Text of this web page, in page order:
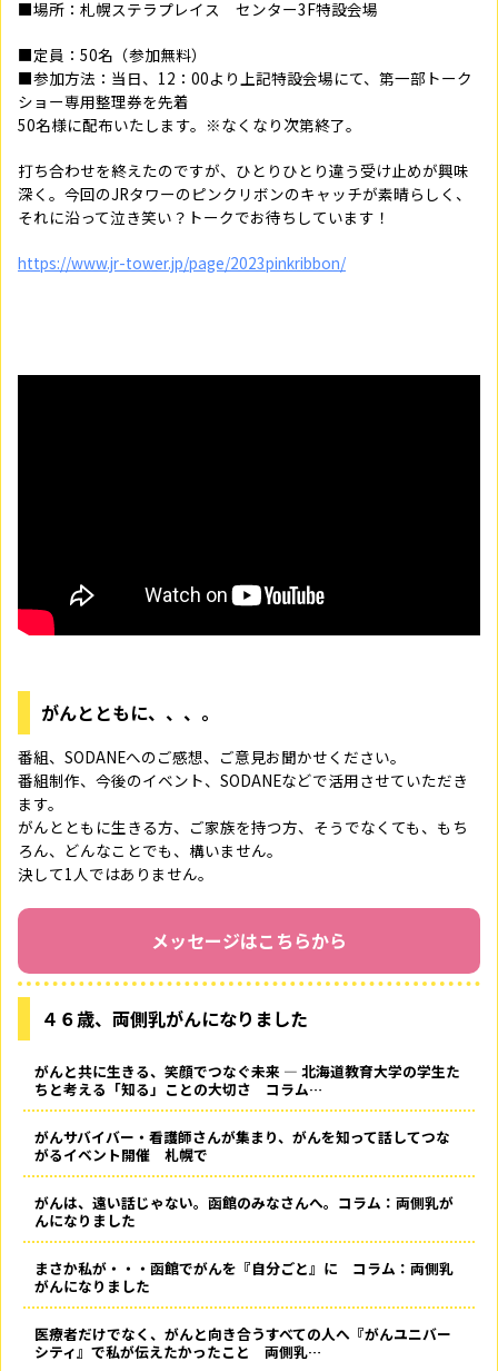
■場所：札幌ステラプレイス センター3F特設会場
■定員：50名（参加無料）
■参加方法：当日、12：00より上記特設会場にて、第一部トーク
ショー専用整理券を先着
50名様に配布いたします。※なくなり次第終了。
打ち合わせを終えたのですが、ひとりひとり違う受け止めが興味
深く。今回のJRタワーのピンクリボンのキャッチが素晴らしく、
それに沿って泣き笑い？トークでお待ちしています！
https://www.jr-tower.jp/page/2023pinkribbon/
がんとともに、、、。
番組、SODANEへのご感想、ご意見お聞かせください。
番組制作、今後のイベント、SODANEなどで活用させていただき
ます。
がんとともに生きる方、ご家族を持つ方、そうでなくても、もち
ろん、どんなことでも、構いません。
決して1人ではありません。
メッセージはこちらから
４６歳、両側乳がんになりました
がんと共に生きる、笑顔でつなぐ未来 ― 北海道教育大学の学生た
ちと考える「知る」ことの大切さ コラム…
がんサバイバー・看護師さんが集まり、がんを知って話してつな
がるイベント開催 札幌で
がんは、遠い話じゃない。函館のみなさんへ。コラム：両側乳が
んになりました
まさか私が・・・函館でがんを『自分ごと』に コラム：両側乳
がんになりました
医療者だけでなく、がんと向き合うすべての人へ――『がんユニバー
シティ』で私が伝えたかったこと 両側乳…